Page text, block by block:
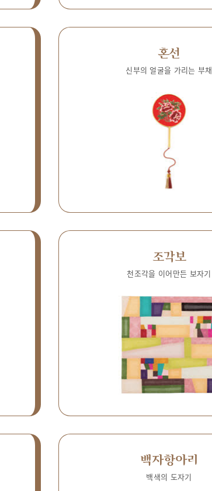
혼선
신부의 얼굴을 가리는 부채
조각보
천조각을 이어만든 보자기
백자항아리
백색의 도자기